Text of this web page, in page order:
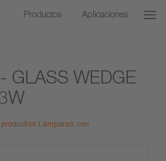
Productos Aplicaciones
GLASS WEDGE
Lámparas con